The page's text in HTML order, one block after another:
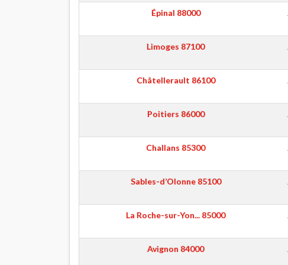
Épinal 88000
Limoges 87100
Châtellerault 86100
Poitiers 86000
Challans 85300
Sables-d’Olonne 85100
La Roche-sur-Yon... 85000
Avignon 84000